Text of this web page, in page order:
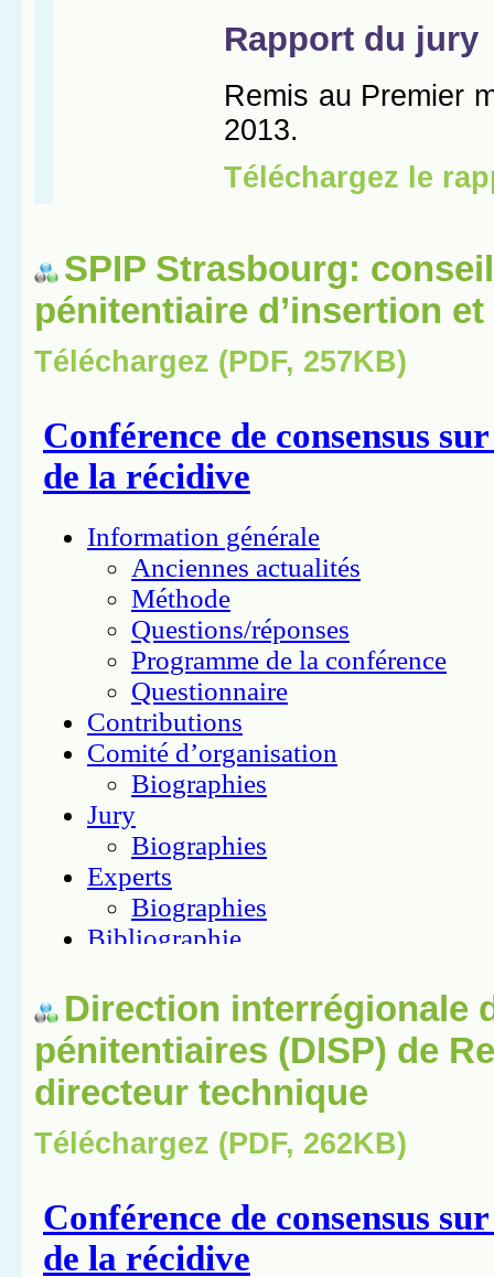
SPIP Strasbourg:
pénitentiaire d’insertion
Téléchargez (PDF, 257KB)
Direction interrégionale
pénitentiaires (DISP) de
directeur technique
Téléchargez (PDF, 262KB)